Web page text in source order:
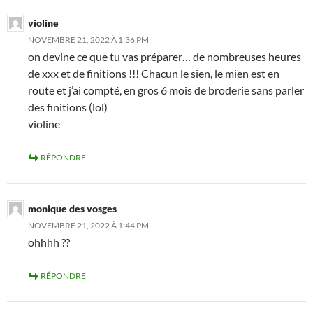
violine
NOVEMBRE 21, 2022 À 1:36 PM
on devine ce que tu vas préparer… de nombreuses heures
de xxx et de finitions !!! Chacun le sien, le mien est en
route et j’ai compté, en gros 6 mois de broderie sans parler
des finitions (lol)
violine
RÉPONDRE
monique des vosges
NOVEMBRE 21, 2022 À 1:44 PM
ohhhh ??
RÉPONDRE